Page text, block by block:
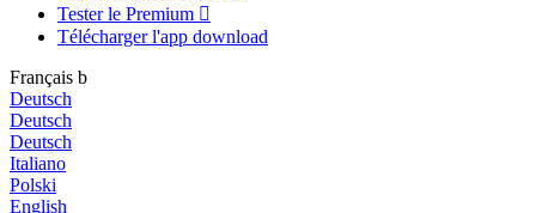
Tester le Premium 
Télécharger l'app download
Français b
Deutsch
Deutsch
Deutsch
Italiano
Polski
English